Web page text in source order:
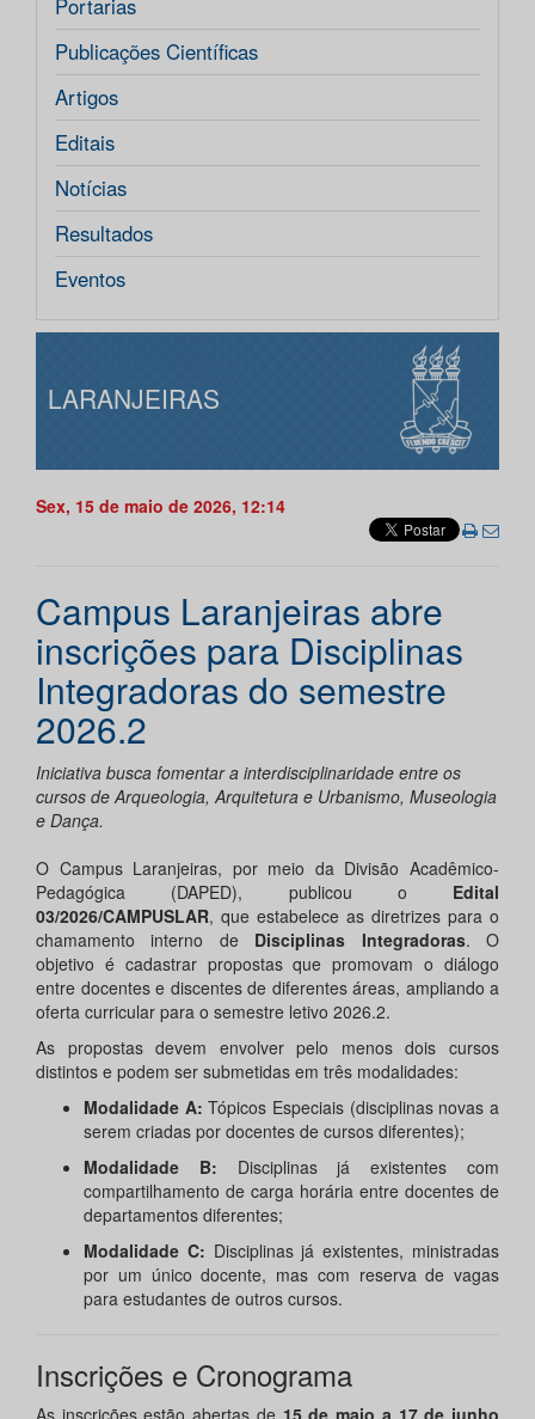
Portarias
Publicações Científicas
Artigos
Editais
Notícias
Resultados
Eventos
LARANJEIRAS
Sex, 15 de maio de 2026, 12:14
Campus Laranjeiras abre
inscrições para Disciplinas
Integradoras do semestre
2026.2
Iniciativa busca fomentar a interdisciplinaridade entre os
cursos de Arqueologia, Arquitetura e Urbanismo, Museologia
e Dança.
O Campus Laranjeiras, por meio da Divisão Acadêmico-
Pedagógica (DAPED), publicou o Edital
03/2026/CAMPUSLAR, que estabelece as diretrizes para o
chamamento interno de Disciplinas Integradoras. O
objetivo é cadastrar propostas que promovam o diálogo
entre docentes e discentes de diferentes áreas, ampliando a
oferta curricular para o semestre letivo 2026.2.
As propostas devem envolver pelo menos dois cursos
distintos e podem ser submetidas em três modalidades:
Modalidade A: Tópicos Especiais (disciplinas novas a
serem criadas por docentes de cursos diferentes);
Modalidade B: Disciplinas já existentes com
compartilhamento de carga horária entre docentes de
departamentos diferentes;
Modalidade C: Disciplinas já existentes, ministradas
por um único docente, mas com reserva de vagas
para estudantes de outros cursos.
Inscrições e Cronograma